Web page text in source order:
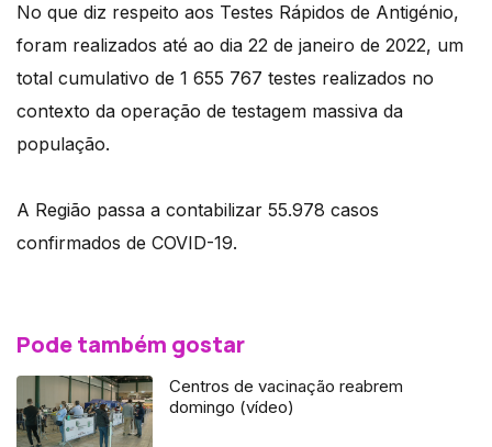
No que diz respeito aos Testes Rápidos de Antigénio,
foram realizados até ao dia 22 de janeiro de 2022, um
total cumulativo de 1 655 767 testes realizados no
contexto da operação de testagem massiva da
população.
A Região passa a contabilizar 55.978 casos
confirmados de COVID-19.
Pode também gostar
Centros de vacinação reabrem
domingo (vídeo)